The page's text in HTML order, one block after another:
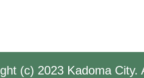
(c) 2023 Kadoma City.